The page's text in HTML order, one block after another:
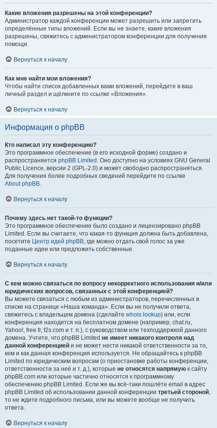
Какие вложения разрешены на этой конференции?
Администратор каждой конференции может разрешить или запретить
определённые типы вложений. Если вы не знаете, какие вложения
разрешены, свяжитесь с администратором конференции для получения
помощи.
Вернуться к началу
Как мне найти мои вложения?
Чтобы найти список добавленных вами вложений, перейдите в ваш
личный раздел и щёлкните по ссылке «Вложения».
Вернуться к началу
Информация о phpBB
Кто написал эту конференцию?
Это программное обеспечение (в его исходной форме) создано и
распространяется phpBB Limited . Оно доступно на условиях GNU General
Public Licence, версии 2 (GPL-2.0) и может свободно распространяться.
Для получения более подробных сведений перейдите по ссылке
About phpBB.
Вернуться к началу
Почему здесь нет такой-то функции?
Это программное обеспечение было создано и лицензировано phpBB
Limited. Если вы считаете, что какая-то функция должна быть добавлена,
посетите Центр идей phpBB, где можно отдать свой голос за уже
поданные идеи или предложить собственные.
Вернуться к началу
С кем можно связаться по вопросу некорректного использования и/или
юридических вопросов, связанных с этой конференцией?
Вы можете связаться с любым из администраторов, перечисленных в
списке на странице «Наша команда». Если вы не получили ответа,
свяжитесь с владельцем домена (сделайте whois lookup) или, если
конференция находится на бесплатном домене (например, chat.ru,
Yahoo!, free.fr, f2s.com и т. п.), с руководством или техподдержкой данного
домена. Учтите, что phpBB Limited не имеет никакого контроля над
данной конференцией и не может нести никакой ответственности за то,
кем и как данная конференция используется. Не обращайтесь к phpBB
Limited по юридическим вопросам (о приостановке работы конференции,
ответственности за неё и т. д.), которые не относятся напрямую к сайту
phpBB.com или которые частично относятся к программному
обеспечению phpBB Limited. Если же вы всё-таки пошлёте email в адрес
phpBB Limited об использовании данной конференции третьей стороной,
то не ждите подробного письма, или вы можете вообще не получить
ответа.
Вернуться к началу